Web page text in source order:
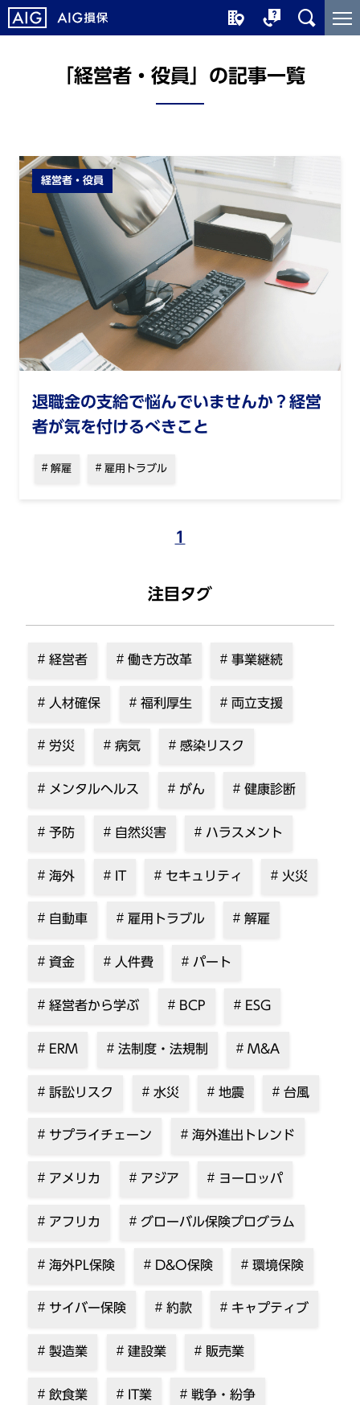
メ
イ
こ
こ
「経営者・役員」の記事一覧
経営者・役員
退職金の支給で悩んでいませんか？経営
者が気を付けるべきこと
解雇 雇用トラブル
1
注目タグ
経営者 働き方改革 事業継続
人材確保 福利厚生 両立支援
労災 病気 感染リスク
メンタルヘルス がん 健康診断
予防 自然災害 ハラスメント
海外 IT セキュリティ 火災
自動車 雇用トラブル 解雇
資金 人件費 パート
経営者から学ぶ BCP ESG
ERM 法制度・法規制 M&A
訴訟リスク 水災 地震 台風
サプライチェーン 海外進出トレンド
アメリカ アジア ヨーロッパ
アフリカ グローバル保険プログラム
海外PL保険 D&O保険 環境保険
サイバー保険 約款 キャプティブ
製造業 建設業 販売業
飲食業 IT業 戦争・紛争